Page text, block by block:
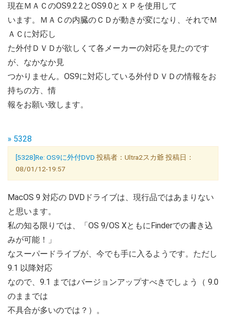
現在ＭＡＣのOS9.2.2とOS9.0とＸＰを使用して
います。ＭＡＣの内臓のＣＤが動きが変になり、それでＭ
ＡＣに対応し
た外付ＤＶＤが欲しくて各メーカーの対応を見たのです
が、なかなか見
つかりません。OS9に対応している外付ＤＶＤの情報をお
持ちの方、情
報をお願い致します。
» 5328
[5328]Re: OS9に外付DVD 投稿者：Ultra2スカ爺 投稿日：
08/01/12-19:57
MacOS 9 対応の DVDドライブは、現行品ではあまりない
と思います。
私の知る限りでは、「OS 9/OS XともにFinderでの書き込
みが可能！」
なスーパードライブが、今でも手に入るようです。ただし
9.1 以降対応
なので、9.1 まではバージョンアップすべきでしょう（ 9.0
のままでは
不具合が多いのでは？）。